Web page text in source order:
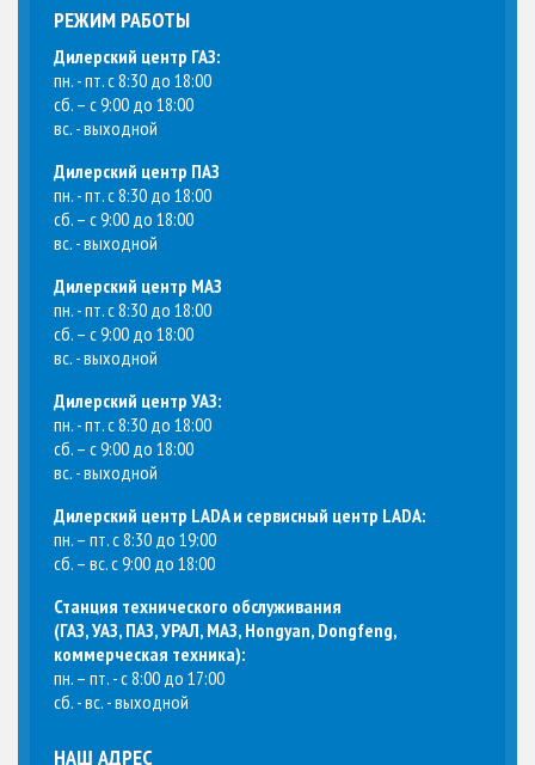
РЕЖИМ РАБОТЫ
Дилерский центр ГАЗ:
пн. - пт. с 8:30 до 18:00
сб. – с 9:00 до 18:00
вс. - выходной
Дилерский центр ПАЗ
пн. - пт. с 8:30 до 18:00
сб. – с 9:00 до 18:00
вс. - выходной
Дилерский центр МАЗ
пн. - пт. с 8:30 до 18:00
сб. – с 9:00 до 18:00
вс. - выходной
Дилерский центр УАЗ:
пн. - пт. с 8:30 до 18:00
сб. – с 9:00 до 18:00
вс. - выходной
Дилерский центр LADA и сервисный центр LADA:
пн. – пт. с 8:30 до 19:00
сб. – вс. с 9:00 до 18:00
Станция технического обслуживания
(ГАЗ, УАЗ, ПАЗ, УРАЛ, МАЗ, Hongyan, Dongfeng,
коммерческая техника):
пн. – пт. - с 8:00 до 17:00
сб. - вс. - выходной
НАШ АДРЕС